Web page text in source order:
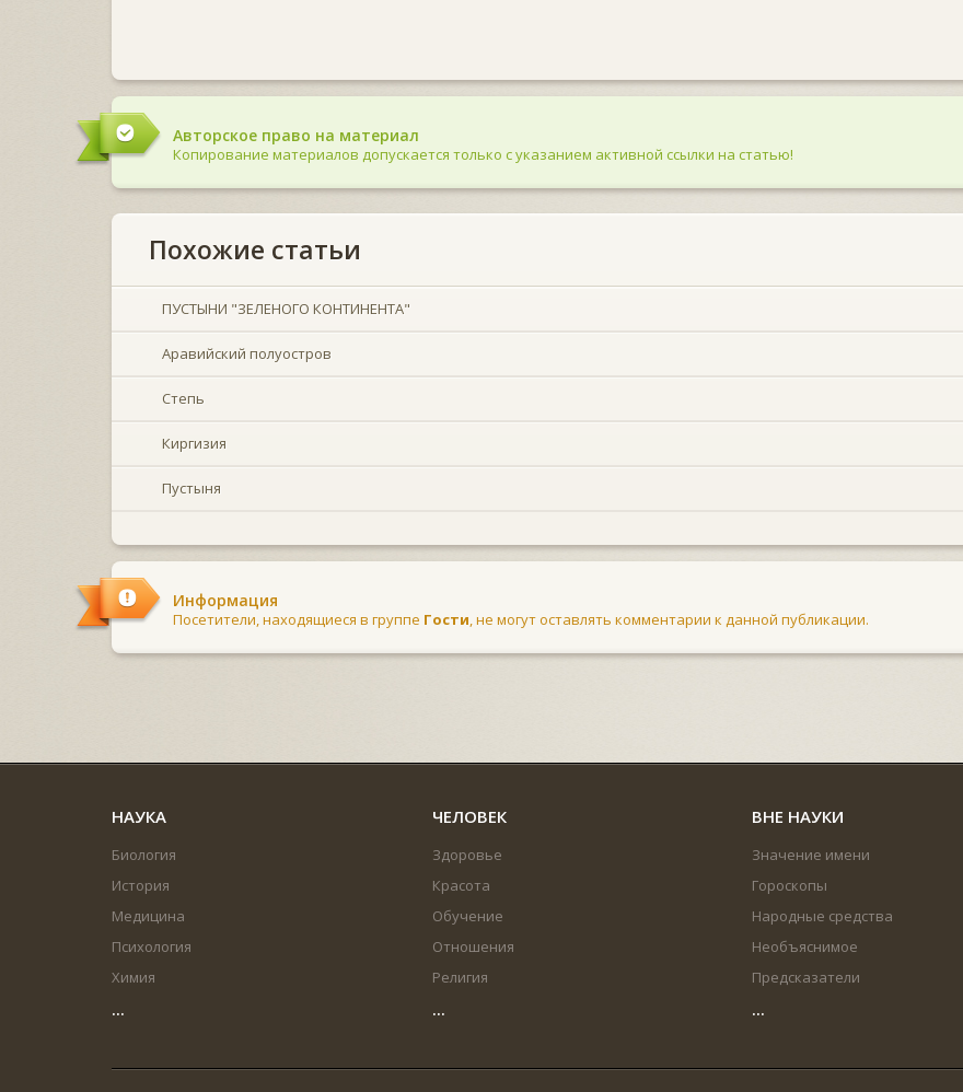
Авторское право на материал
Копирование материалов допускается только с указанием активной ссылки на статью!
Похожие статьи
ПУСТЫНИ "ЗЕЛЕНОГО КОНТИНЕНТА"
Аравийский полуостров
Степь
Киргизия
Пустыня
Информация
Посетители, находящиеся в группе Гости, не могут оставлять комментарии к данной публикации.
НАУКА
Биология
История
Медицина
Психология
Химия
...
ЧЕЛОВЕК
Здоровье
Красота
Обучение
Отношения
Религия
...
ВНЕ НАУКИ
Значение имени
Гороскопы
Народные средства
Необъяснимое
Предсказатели
...